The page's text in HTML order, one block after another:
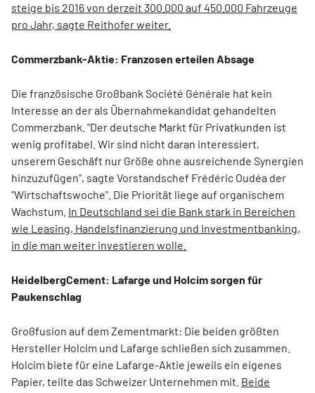
steige bis 2016 von derzeit 300.000 auf 450.000 Fahrzeuge
pro Jahr, sagte Reithofer weiter.
Commerzbank-Aktie: Franzosen erteilen Absage
Die französische Großbank Société Générale hat kein
Interesse an der als Übernahmekandidat gehandelten
Commerzbank. "Der deutsche Markt für Privatkunden ist
wenig profitabel. Wir sind nicht daran interessiert,
unserem Geschäft nur Größe ohne ausreichende Synergien
hinzuzufügen", sagte Vorstandschef Frédéric Oudéa der
"Wirtschaftswoche". Die Priorität liege auf organischem
Wachstum. In Deutschland sei die Bank stark in Bereichen
wie Leasing, Handelsfinanzierung und Investmentbanking,
in die man weiter investieren wolle.
HeidelbergCement: Lafarge und Holcim sorgen für
Paukenschlag
Großfusion auf dem Zementmarkt: Die beiden größten
Hersteller Holcim und Lafarge schließen sich zusammen.
Holcim biete für eine Lafarge-Aktie jeweils ein eigenes
Papier, teilte das Schweizer Unternehmen mit. Beide